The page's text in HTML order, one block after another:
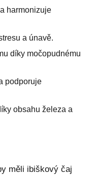
a harmonizuje
a únavě.
díky močopudnému
podporuje
obsahu železa a
měli ibiškový čaj